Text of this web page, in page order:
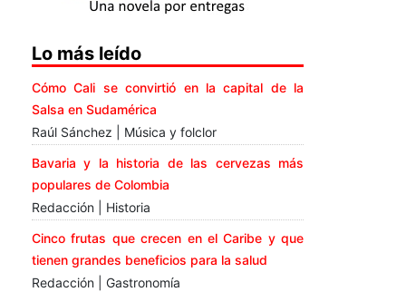
Lo más leído
Cómo Cali se convirtió en la capital de la
Salsa en Sudamérica
Raúl Sánchez | Música y folclor
Bavaria y la historia de las cervezas más
populares de Colombia
Redacción | Historia
Cinco frutas que crecen en el Caribe y que
tienen grandes beneficios para la salud
Redacción | Gastronomía